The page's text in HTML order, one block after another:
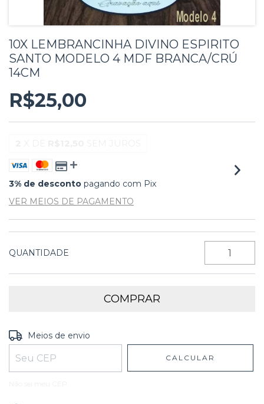
10X LEMBRANCINHA DIVINO ESPIRITO
SANTO MODELO 4 MDF BRANCA/CRÚ
14CM
R$25,00
3% de desconto pagando com Pix
VER MEIOS DE PAGAMENTO
QUANTIDADE
Entregas para o CEP:
Meios de envio
CALCULAR